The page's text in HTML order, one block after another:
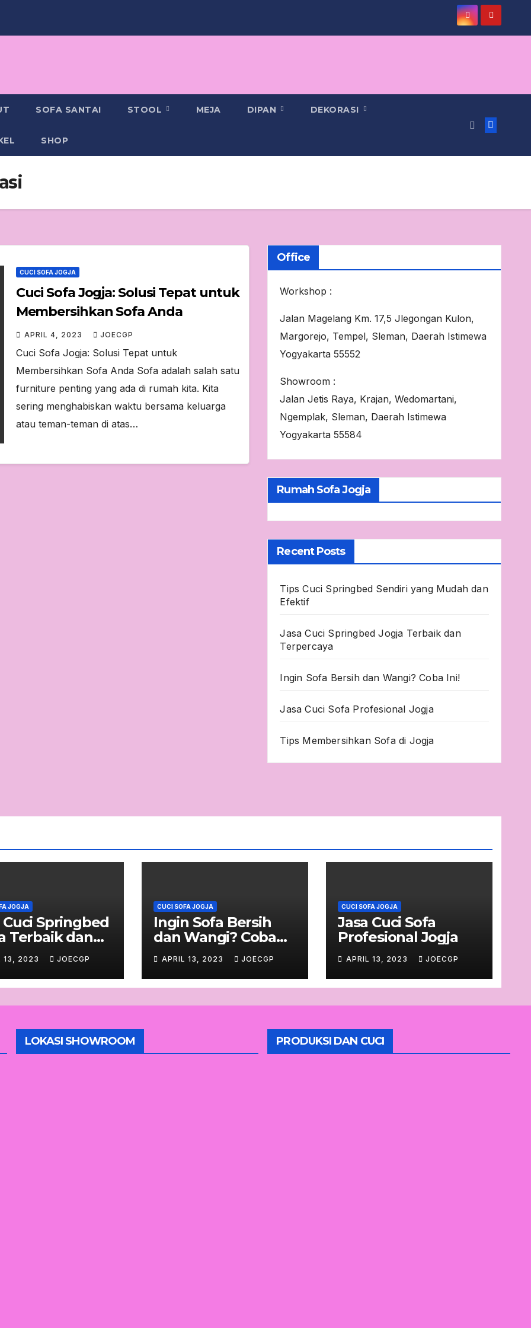
SOFA SANTAI STOOL MEJA DIPAN DEKORASI
SHOP
CUCI SOFA JOGJA
Cuci Sofa Jogja: Solusi Tepat untuk
Membersihkan Sofa Anda
APRIL 4, 2023 JOECGP
Cuci Sofa Jogja: Solusi Tepat untuk
Membersihkan Sofa Anda Sofa adalah salah satu
furniture penting yang ada di rumah kita. Kita
sering menghabiskan waktu bersama keluarga
atau teman-teman di atas…
Office
Workshop :
Jalan Magelang Km. 17,5 Jlegongan Kulon,
Margorejo, Tempel, Sleman, Daerah Istimewa
Yogyakarta 55552
Showroom :
Jalan Jetis Raya, Krajan, Wedomartani,
Ngemplak, Sleman, Daerah Istimewa
Yogyakarta 55584
Rumah Sofa Jogja
Recent Posts
Tips Cuci Springbed Sendiri yang Mudah dan
Efektif
Jasa Cuci Springbed Jogja Terbaik dan
Terpercaya
Ingin Sofa Bersih dan Wangi? Coba Ini!
Jasa Cuci Sofa Profesional Jogja
Tips Membersihkan Sofa di Jogja
JOGJA
Cuci Springbed
Terbaik dan
13, 2023 JOECGP
CUCI SOFA JOGJA
Ingin Sofa Bersih
dan Wangi? Coba
Ini!
APRIL 13, 2023 JOECGP
CUCI SOFA JOGJA
Jasa Cuci Sofa
Profesional Jogja
APRIL 13, 2023 JOECGP
LOKASI SHOWROOM PRODUKSI DAN CUCI